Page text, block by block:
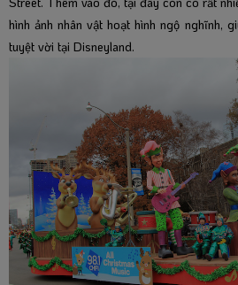
hình ảnh nhân vật hoạt hình ngộ nghĩnh,
tuyệt vời tại Disneyland.